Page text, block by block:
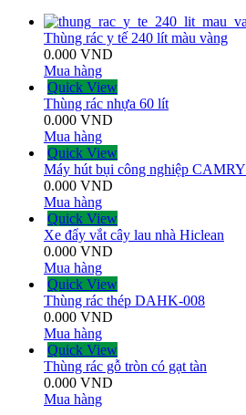
Thùng rác y tế 240 lít màu vàng
0.000 VND
Mua hàng
Quick View
Thùng rác nhựa 60 lít
0.000 VND
Mua hàng
Quick View
Máy hút bụi công nghiệp CAMRY
0.000 VND
Mua hàng
Quick View
Xe đẩy vắt cây lau nhà Hiclean
0.000 VND
Mua hàng
Quick View
Thùng rác thép DAHK-008
0.000 VND
Mua hàng
Quick View
Thùng rác gỗ tròn có gạt tàn
0.000 VND
Mua hàng